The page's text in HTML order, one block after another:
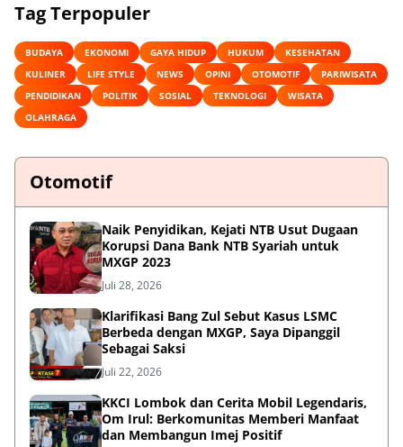
Tag Terpopuler
BUDAYA EKONOMI GAYA HIDUP HUKUM
KESEHATAN
KULINER
LIFE STYLE NEWS OPINI OTOMOTIF
PARIWISATA
PENDIDIKAN
POLITIK SOSIAL TEKNOLOGI
WISATA
OLAHRAGA
Otomotif
Naik Penyidikan, Kejati NTB Usut Dugaan
Korupsi Dana Bank NTB Syariah untuk
MXGP 2023
Juli 28, 2026
Klarifikasi Bang Zul Sebut Kasus LSMC
Berbeda dengan MXGP, Saya Dipanggil
Sebagai Saksi
Juli 22, 2026
KKCI Lombok dan Cerita Mobil Legendaris,
Om Irul: Berkomunitas Memberi Manfaat
dan Membangun Imej Positif